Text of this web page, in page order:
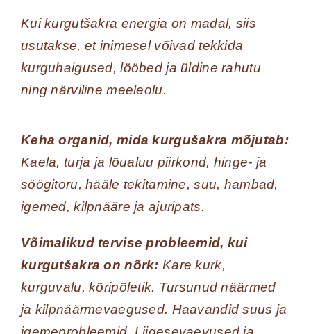
Kui kurgutšakra energia on madal, siis
usutakse, et inimesel võivad tekkida
kurguhaigused, lööbed ja üldine rahutu
ning närviline meeleolu.
Keha organid, mida kurgušakra mõjutab:
Kaela, turja ja lõualuu piirkond, hinge- ja
söögitoru, hääle tekitamine, suu, hambad,
igemed, kilpnääre ja ajuripats.
Võimalikud tervise probleemid, kui
kurgutšakra on nõrk: Kare kurk,
kurguvalu, kõripõletik. Tursunud näärmed
ja kilpnäärmevaegused. Haavandid suus ja